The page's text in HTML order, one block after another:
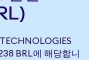
BRL에 해당합니